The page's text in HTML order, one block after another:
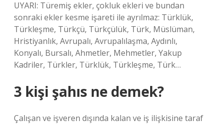
UYARI: Türemiş ekler, çokluk ekleri ve bundan
sonraki ekler kesme işareti ile ayrılmaz: Türklük,
Türkleşme, Türkçü, Türkçülük, Türk, Müslüman,
Hristiyanlık, Avrupalı, Avrupalılaşma, Aydınlı,
Konyalı, Bursalı, Ahmetler, Mehmetler, Yakup
Kadriler, Türkler, Türklük, Türkleşme, Türk…
3 kişi şahıs ne demek?
Çalışan ve işveren dışında kalan ve iş ilişkisine taraf